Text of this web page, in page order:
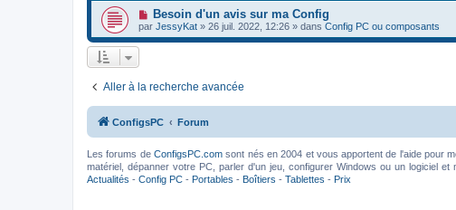
es
a
g
e
u
m
e
s
s
v
e
a
u
s
a
g
N
o
u
v
m
s
s
e
Besoin d'un avis sur ma Config
par JessyKat » 26 juil. 2022, 12:26 » dans Config PC ou composants
Aller à la recherche avancée
ConfigsPC Forum
Les forums de ConfigsPC.comsont nés en 2004 et vous apportent de l'aide pour
matériel, dépanner votre PC, parler d'un jeu, configurer Windows ou un logiciel
Actualités - Config PC - Portables - Boîtiers - Tablettes - Prix